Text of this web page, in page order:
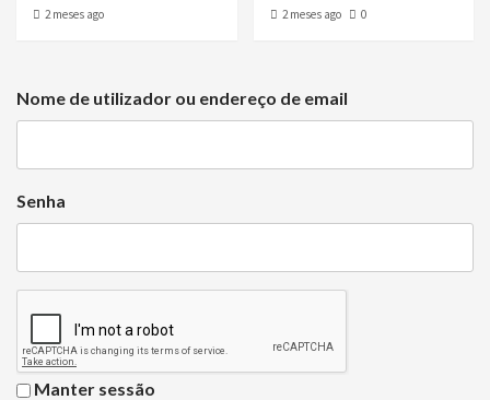
2 meses ago 2 meses ago 0
Nome de utilizador ou endereço de email
Senha
Manter sessão